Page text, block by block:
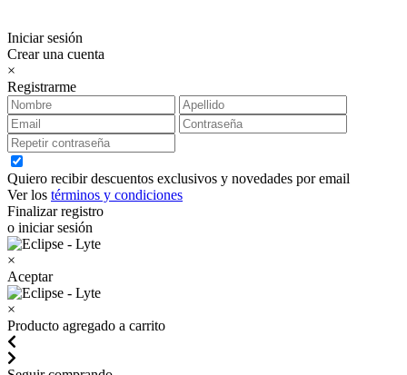
Iniciar sesión
Crear una cuenta
×
Registrarme
Quiero recibir descuentos exclusivos y novedades por email
Ver los términos y condiciones
Finalizar registro
o iniciar sesión
×
Aceptar
×
Producto agregado a carrito